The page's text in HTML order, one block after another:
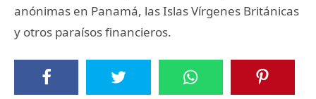
anónimas en Panamá, las Islas Vírgenes Británicas
y otros paraísos financieros.